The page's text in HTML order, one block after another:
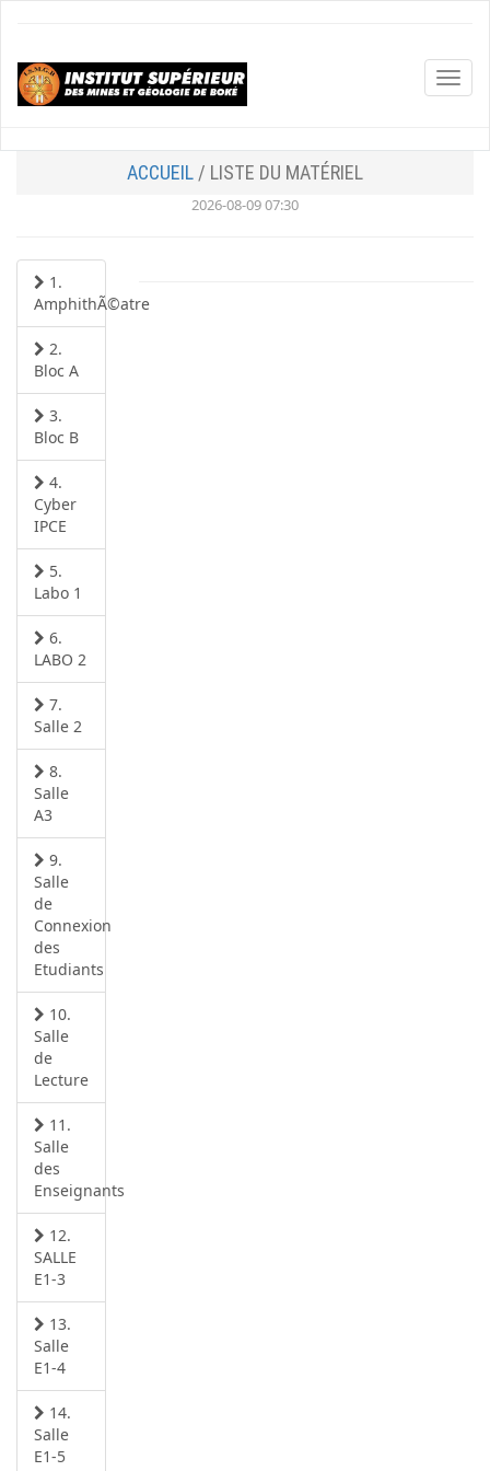
ACCUEIL / LISTE DU MATÉRIEL
2026-08-09 07:30
1.
AmphithÃ©atre
2.
Bloc A
3.
Bloc B
4.
Cyber
IPCE
5.
Labo 1
6.
LABO 2
7.
Salle 2
8.
Salle
A3
9.
Salle
de
Connexion
des
Etudiants
10.
Salle
de
Lecture
11.
Salle
des
Enseignants
12.
SALLE
E1-3
13.
Salle
E1-4
14.
Salle
E1-5